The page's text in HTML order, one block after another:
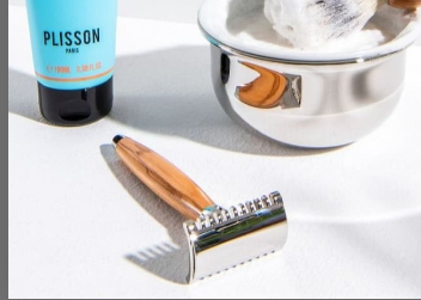
Barbe Prestige
Nouveauté - Charme Fou
Le duo Charme Fou incarne l’essentiel
gommage visage et un fluide hydratant,
beauté de la peau. Le Gommage
volcanique et extrait de joubarbe,
et nourrissant, associe extrait de
d’origine naturelle.
Fabriqué en France, ce coffret est idéal